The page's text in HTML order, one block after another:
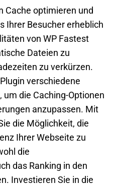
Cache optimieren und
Ihrer Besucher erheblich
von WP Fastest
Dateien zu
zu verkürzen.
verschiedene
die Caching-Optionen
anzupassen. Mit
die Möglichkeit, die
Ihrer Webseite zu
die
das Ranking in den
Investieren Sie in die